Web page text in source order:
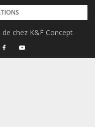
chez K&F Concept